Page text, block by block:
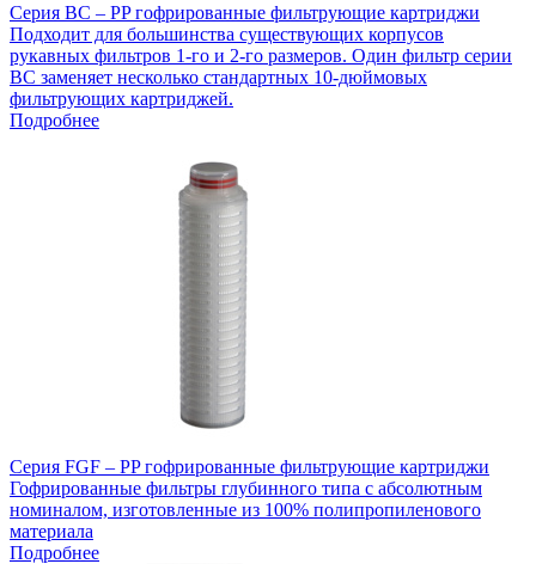
Серия BC – PP гофрированные фильтрующие картриджи
Подходит для большинства существующих корпусов
рукавных фильтров 1-го и 2-го размеров. Один фильтр серии
BC заменяет несколько стандартных 10-дюймовых
фильтрующих картриджей.
Подробнее
Серия FGF – PP гофрированные фильтрующие картриджи
Гофрированные фильтры глубинного типа с абсолютным
номиналом, изготовленные из 100% полипропиленового
материала
Подробнее